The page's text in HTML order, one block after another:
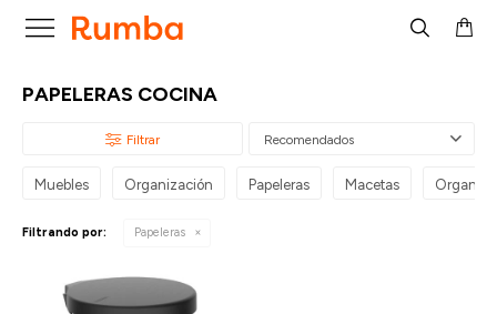

PAPELERAS COCINA
Recomendados
Muebles Organización Papeleras Macetas
Filtrando por: Papeleras